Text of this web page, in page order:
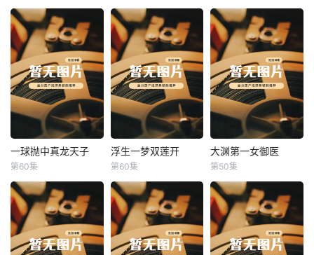
一球抛中真龙天子
一球抛中真龙天子
第60集
浮生一梦双莲开
浮生一梦双莲开
第60集
大渊第一女御医
大渊第一女御医
第50集